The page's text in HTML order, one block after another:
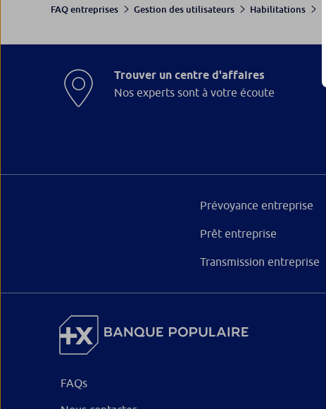
FAQ entreprises Gestion des utilisateurs Habilitations
Trouver un centre d'affaires
Nos experts sont à votre écoute
Prévoyance entreprise
Prêt entreprise
Transmission entreprise
FAQs